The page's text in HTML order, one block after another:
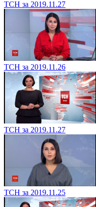
ТСН за 2019.11.27
ТСН за 2019.11.26
ТСН за 2019.11.27
ТСН за 2019.11.25